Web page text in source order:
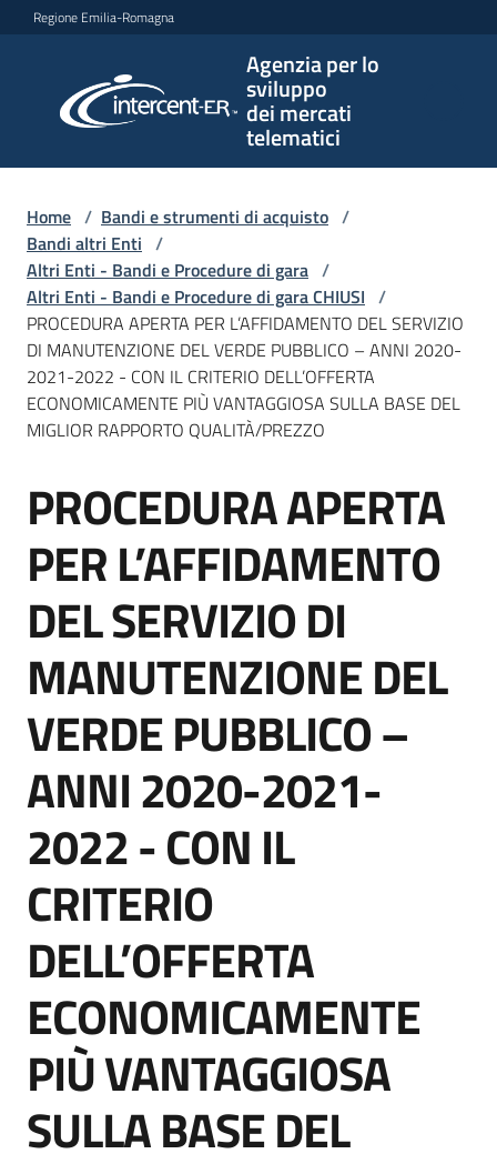
Vai al contenuto
Vai alla navigazione
Vai al footer
Regione Emilia-Romagna
Agenzia per lo
sviluppo
dei mercati
telematici
per lo
sviluppo
telematici
L'Agenzia
Bandi
e
di
acquisto
Supporto
Piattaforme
telematiche
English
site
Seguici
su
Home / Bandi e strumenti di acquisto /
Bandi altri Enti /
Altri Enti - Bandi e Procedure di gara /
Altri Enti - Bandi e Procedure di gara CHIUSI /
PROCEDURA APERTA PER L’AFFIDAMENTO DEL SERVIZIO
DI MANUTENZIONE DEL VERDE PUBBLICO – ANNI 2020-
2021-2022 - CON IL CRITERIO DELL’OFFERTA
ECONOMICAMENTE PIÙ VANTAGGIOSA SULLA BASE DEL
MIGLIOR RAPPORTO QUALITÀ/PREZZO
Salta al contenuto
PROCEDURA APERTA
PER L’AFFIDAMENTO
DEL SERVIZIO DI
MANUTENZIONE DEL
VERDE PUBBLICO –
ANNI 2020-2021-
2022 - CON IL
CRITERIO
DELL’OFFERTA
ECONOMICAMENTE
PIÙ VANTAGGIOSA
SULLA BASE DEL